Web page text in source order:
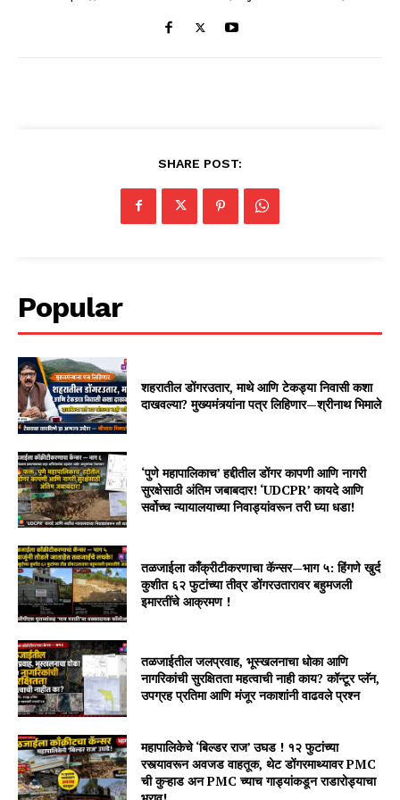
SHARE POST:
Popular
शहरातील डोंगरउतार, माथे आणि टेकड्या निवासी कशा
दाखवल्या? मुख्यमंत्र्यांना पत्र लिहिणार—श्रीनाथ भिमाले
‘पुणे महापालिकाच’ हद्दीतील डोंगर कापणी आणि नागरी
सुरक्षेसाठी अंतिम जबाबदार! ‘UDCPR’ कायदे आणि
सर्वोच्च न्यायालयाच्या निवाड्यांवरून तरी घ्या धडा!
तळजाईला काँक्रीटीकरणाचा कॅन्सर—भाग ५: हिंगणे खुर्द
कुशीत ६२ फुटांच्या तीव्र डोंगरउतारावर बहुमजली
इमारतींचे आक्रमण !
तळजाईतील जलप्रवाह, भूस्खलनाचा धोका आणि
नागरिकांची सुरक्षितता महत्वाची नाही काय? कॉन्टूर प्लॅन,
उपग्रह प्रतिमा आणि मंजूर नकाशांनी वाढवले प्रश्न
महापालिकेचे ‘बिल्डर राज’ उघड ! १२ फुटांच्या
रस्त्यावरून अवजड वाहतूक, थेट डोंगरमाथ्यावर PMC
ची कुऱ्हाड अन PMC च्याच गाड्यांकडून राडारोड्याचा